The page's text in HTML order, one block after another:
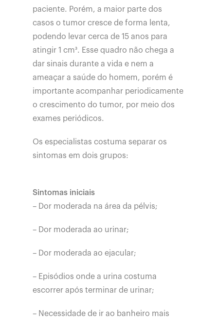
paciente. Porém, a maior parte dos
casos o tumor cresce de forma lenta,
podendo levar cerca de 15 anos para
atingir 1 cm³. Esse quadro não chega a
dar sinais durante a vida e nem a
ameaçar a saúde do homem, porém é
importante acompanhar periodicamente
o crescimento do tumor, por meio dos
exames periódicos.
Os especialistas costuma separar os
sintomas em dois grupos:
Sintomas iniciais
– Dor moderada na área da pélvis;
– Dor moderada ao urinar;
– Dor moderada ao ejacular;
– Episódios onde a urina costuma
escorrer após terminar de urinar;
– Necessidade de ir ao banheiro mais